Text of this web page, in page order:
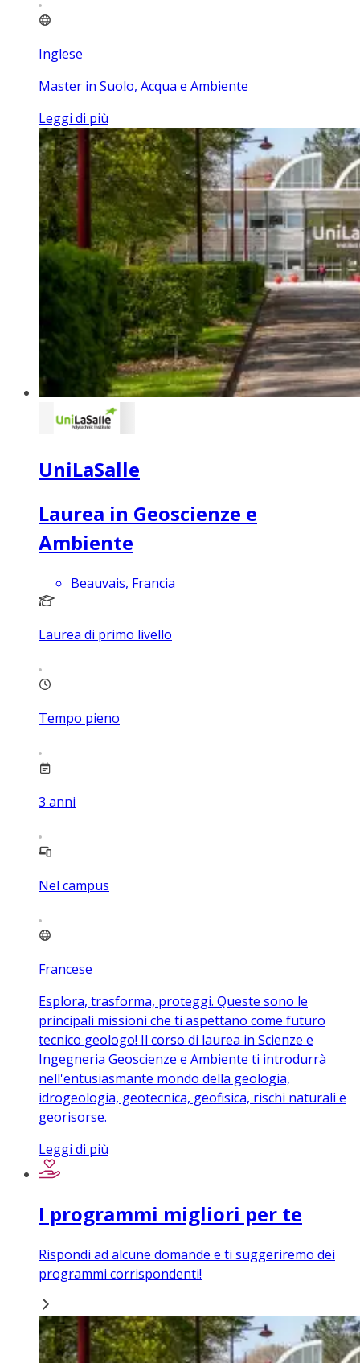
Inglese
Master in Suolo, Acqua e Ambiente
Leggi di più
UniLaSalle
Laurea in Geoscienze e
Ambiente
Beauvais, Francia
Laurea di primo livello
Tempo pieno
3 anni
Nel campus
Francese
Esplora, trasforma, proteggi. Queste sono le
principali missioni che ti aspettano come futuro
tecnico geologo! Il corso di laurea in Scienze e
Ingegneria Geoscienze e Ambiente ti introdurrà
nell'entusiasmante mondo della geologia,
idrogeologia, geotecnica, geofisica, rischi naturali e
georisorse.
Leggi di più
I programmi migliori per te
Rispondi ad alcune domande e ti suggeriremo dei
programmi corrispondenti!